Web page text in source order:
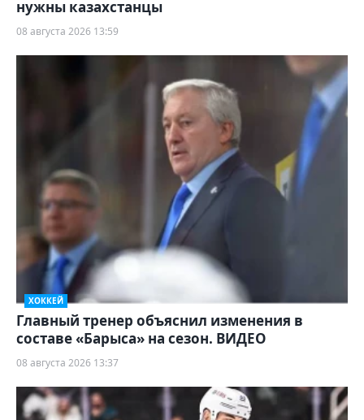
нужны казахстанцы
08 августа 2026 13:59
ХОККЕЙ
Главный тренер объяснил изменения в
составе «Барыса» на сезон. ВИДЕО
08 августа 2026 13:37